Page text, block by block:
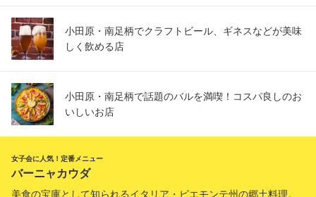
小田原・南足柄でクラフトビール、ギネスなどが美味
しく飲める店
小田原・南足柄で話題のバルを満喫！コスパ良しのお
いしいお店
女子会に人気！定番メニュー
バーニャカウダ
美食の宝庫として知られるイタリア・ピエモンテ州の郷土料理。